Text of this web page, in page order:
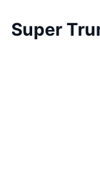
Super